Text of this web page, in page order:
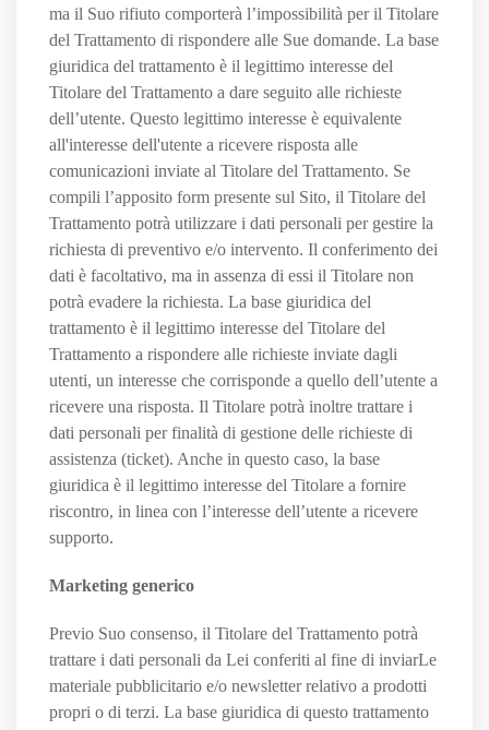
ma il Suo rifiuto comporterà l’impossibilità per il Titolare
del Trattamento di rispondere alle Sue domande. La base
giuridica del trattamento è il legittimo interesse del
Titolare del Trattamento a dare seguito alle richieste
dell’utente. Questo legittimo interesse è equivalente
all'interesse dell'utente a ricevere risposta alle
comunicazioni inviate al Titolare del Trattamento. Se
compili l’apposito form presente sul Sito, il Titolare del
Trattamento potrà utilizzare i dati personali per gestire la
richiesta di preventivo e/o intervento. Il conferimento dei
dati è facoltativo, ma in assenza di essi il Titolare non
potrà evadere la richiesta. La base giuridica del
trattamento è il legittimo interesse del Titolare del
Trattamento a rispondere alle richieste inviate dagli
utenti, un interesse che corrisponde a quello dell’utente a
ricevere una risposta. Il Titolare potrà inoltre trattare i
dati personali per finalità di gestione delle richieste di
assistenza (ticket). Anche in questo caso, la base
giuridica è il legittimo interesse del Titolare a fornire
riscontro, in linea con l’interesse dell’utente a ricevere
supporto.
Marketing generico
Previo Suo consenso, il Titolare del Trattamento potrà
trattare i dati personali da Lei conferiti al fine di inviarLe
materiale pubblicitario e/o newsletter relativo a prodotti
propri o di terzi. La base giuridica di questo trattamento